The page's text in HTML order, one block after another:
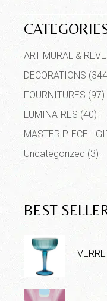
ART MURAL &
DECORATIONS
FOURNITURES (97)
LUMINAIRES (40)
MASTER PIECE -
Uncategorized (3)
BEST